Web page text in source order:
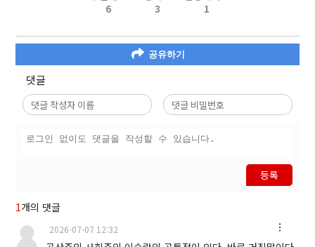
6
3
1
공유하기
댓글
등록
1개의 댓글
2026-07-07 12:32